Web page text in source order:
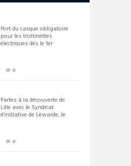
Port du casque obligatoire
pour les trottinettes
électriques dès le 1er
0
Partez à la découverte de
Lille avec le Syndicat
d’initiative de Lewarde, le
0